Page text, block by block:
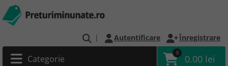
| Autentificare Înregistrare
Categorie
0
0.00 lei